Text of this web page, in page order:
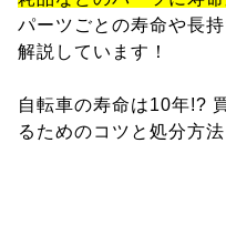
パーツごとの寿命や長
解説しています！
自転車の寿命は10年!?
るためのコツと処分方法